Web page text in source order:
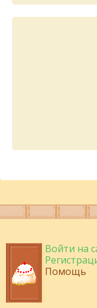
Войти на
Помощь